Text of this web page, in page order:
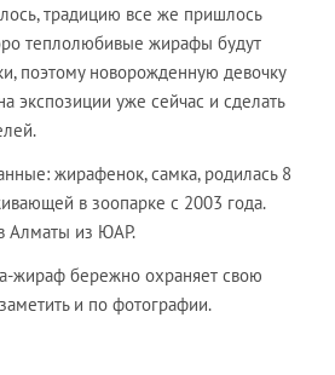
традицию все же пришлось
теплолюбивые жирафы будут
поэтому новорожденную девочку
экспозиции уже сейчас и сделать
жирафенок, самка, родилась 8
в зоопарке с 2003 года.
Алматы из ЮАР.
жираф бережно охраняет свою
и по фотографии.